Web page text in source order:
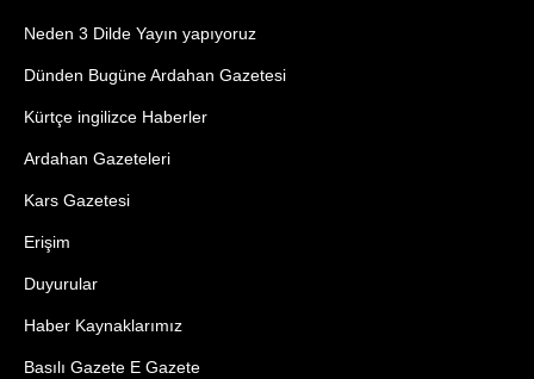
Neden 3 Dilde Yayın yapıyoruz
Dünden Bugüne Ardahan Gazetesi
Kürtçe ingilizce Haberler
Ardahan Gazeteleri
Kars Gazetesi
Erişim
Duyurular
Haber Kaynaklarımız
Basılı Gazete E Gazete